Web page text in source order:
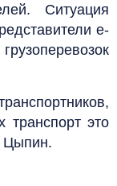
Ситуация
e-
это
Цыпин.